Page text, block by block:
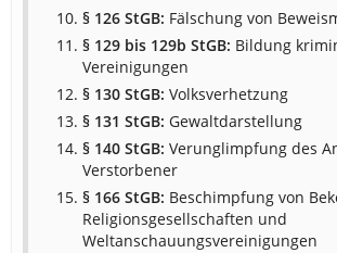
§ 126 StGB: Fälschung von
§ 129 bis 129b StGB: Bildung
Vereinigungen
§ 130 StGB: Volksverhetzung
§ 131 StGB: Gewaltdarstellung
§ 140 StGB: Verunglimpfung des
Verstorbener
§ 166 StGB: Beschimpfung von
Religionsgesellschaften und
Weltanschauungsvereinigungen